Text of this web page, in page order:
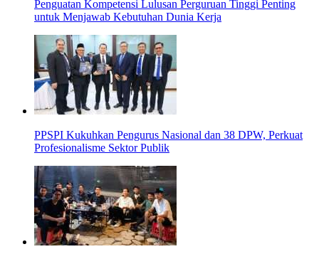
Penguatan Kompetensi Lulusan Perguruan Tinggi Penting
untuk Menjawab Kebutuhan Dunia Kerja
PPSPI Kukuhkan Pengurus Nasional dan 38 DPW, Perkuat
Profesionalisme Sektor Publik